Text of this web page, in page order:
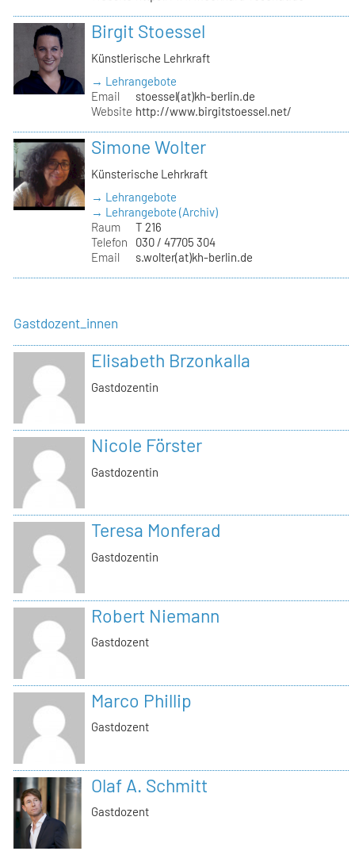
Birgit Stoessel
Künstlerische Lehrkraft
→ Lehrangebote
Email
stoessel(at)kh-berlin.de
Website http://www.birgitstoessel.net/
Simone Wolter
Künsterische Lehrkraft
→ Lehrangebote
→ Lehrangebote (Archiv)
Raum
T 216
Telefon
030 / 47705 304
Email
s.wolter(at)kh-berlin.de
Gastdozent_innen
Elisabeth Brzonkalla
Gastdozentin
Nicole Förster
Gastdozentin
Teresa Monferad
Gastdozentin
Robert Niemann
Gastdozent
Marco Phillip
Gastdozent
Olaf A. Schmitt
Gastdozent